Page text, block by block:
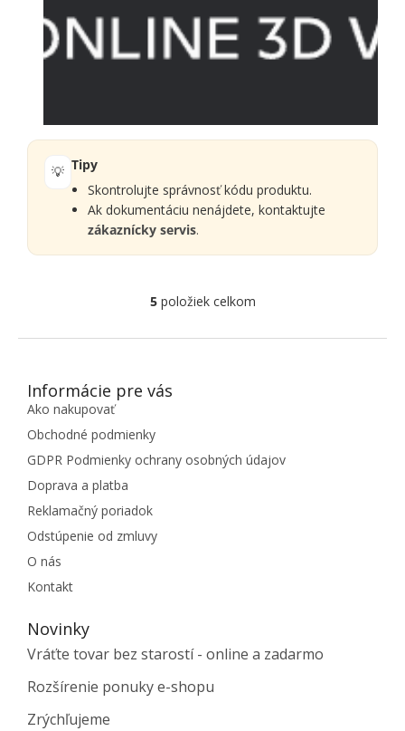
💡 Tipy
Skontrolujte správnosť kódu produktu.
Ak dokumentáciu nenájdete, kontaktujte
zákaznícky servis.
Ovládacie prvky výpisu
5položiek celkom
ZÁPÄTIE
Informácie pre vás
Ako nakupovať
Obchodné podmienky
GDPR Podmienky ochrany osobných údajov
Doprava a platba
Reklamačný poriadok
Odstúpenie od zmluvy
O nás
Kontakt
Novinky
Vráťte tovar bez starostí - online a zadarmo
Rozšírenie ponuky e-shopu
Zrýchľujeme